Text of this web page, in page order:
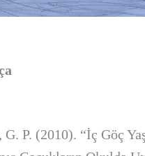
P. (2010). “İç Göç